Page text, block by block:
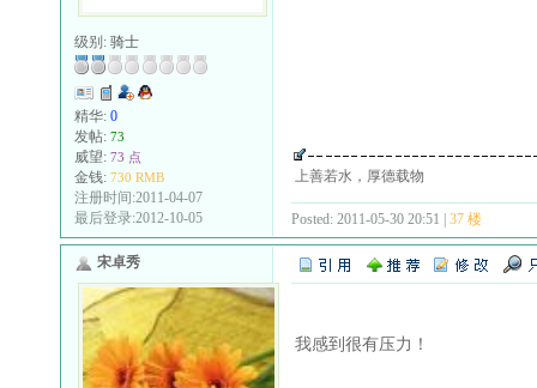
级别: 骑士
精华: 0
发帖: 73
威望: 73 点
金钱: 730 RMB
注册时间:2011-04-07
最后登录:2012-10-05
上善若水，厚德载物
Posted: 2011-05-30 20:51 | 37 楼
宋卓秀
我感到很有压力！